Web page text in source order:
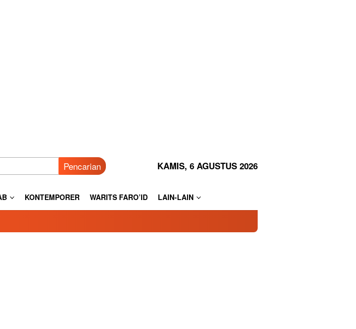
Pencarian KAMIS, 6 AGUSTUS 2026
KONTEMPORER WARITS FARO’ID LAIN-LAIN